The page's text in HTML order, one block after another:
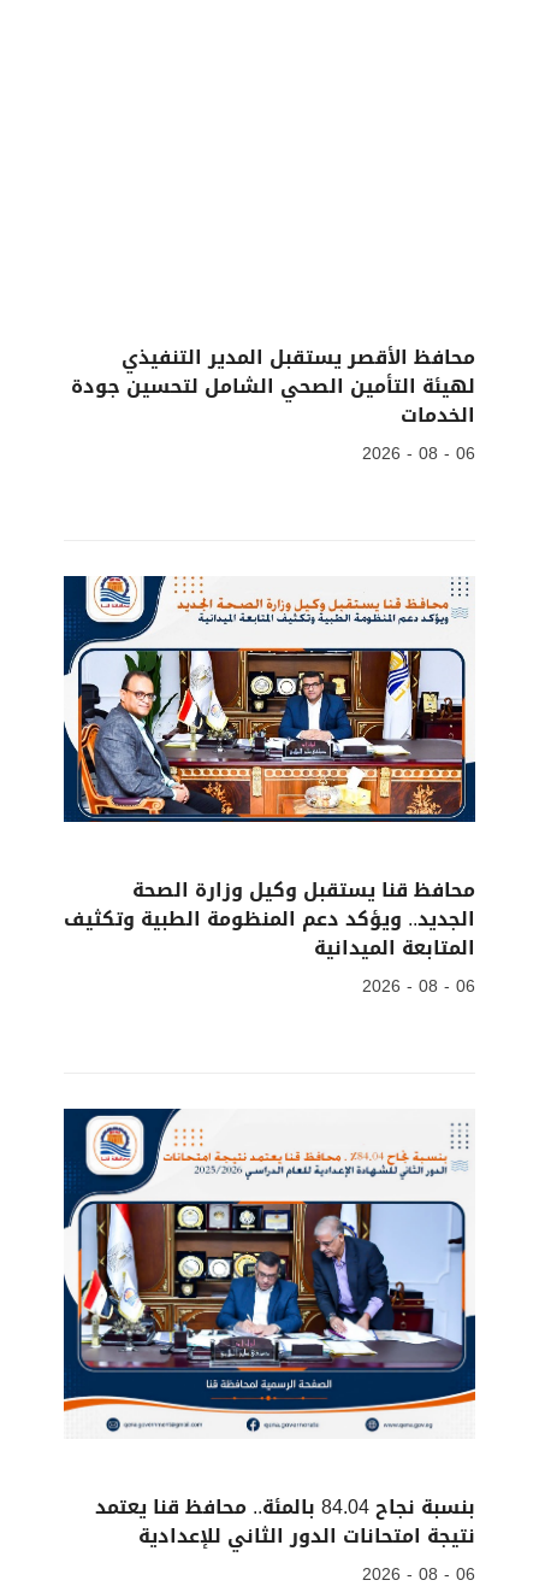
محافظ الأقصر يستقبل المدير التنفيذي
لهيئة التأمين الصحي الشامل لتحسين جودة
الخدمات
06 - 08 - 2026
محافظ قنا يستقبل وكيل وزارة الصحة
الجديد.. ويؤكد دعم المنظومة الطبية وتكثيف
المتابعة الميدانية
06 - 08 - 2026
بنسبة نجاح 84.04 بالمئة.. محافظ قنا يعتمد
نتيجة امتحانات الدور الثاني للإعدادية
06 - 08 - 2026